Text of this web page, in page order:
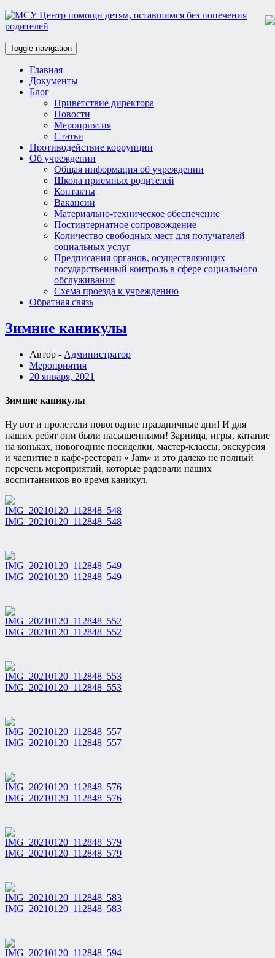
Toggle navigation
Главная
Документы
Блог
Приветствие директора
Новости
Мероприятия
Статьи
Противодействие коррупции
Об учреждении
Общая информация об учреждении
Школа приемных родителей
Контакты
Вакансии
Материально-техническое обеспечение
Постинтернатное сопровождение
Количество свободных мест для получателей
социальных услуг
Предписания органов, осуществляющих
государственный контроль в сфере социального
обслуживания
Схема проезда к учреждению
Обратная связь
Зимние каникулы
Автор - Администратор
Мероприятия
20 января, 2021
Зимние каникулы
Ну вот и пролетели новогодние праздничные дни! И для
наших ребят они были насыщенными! Зарница, игры, катание
на коньках, новогодние посиделки, мастер-классы, экскурсия
и чаепитие в кафе-ресторан » Jam» и это далеко не полный
перечень мероприятий, которые радовали наших
воспитанников во время каникул.
IMG_20210120_112848_548
IMG_20210120_112848_549
IMG_20210120_112848_552
IMG_20210120_112848_553
IMG_20210120_112848_557
IMG_20210120_112848_576
IMG_20210120_112848_579
IMG_20210120_112848_583